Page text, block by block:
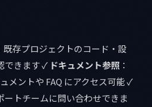
既存プロジェクトのコード・設
できます ✓ ドキュメント参照 ：
メントや FAQ にアクセス可能 ✓
ートチームに問い合わせできま